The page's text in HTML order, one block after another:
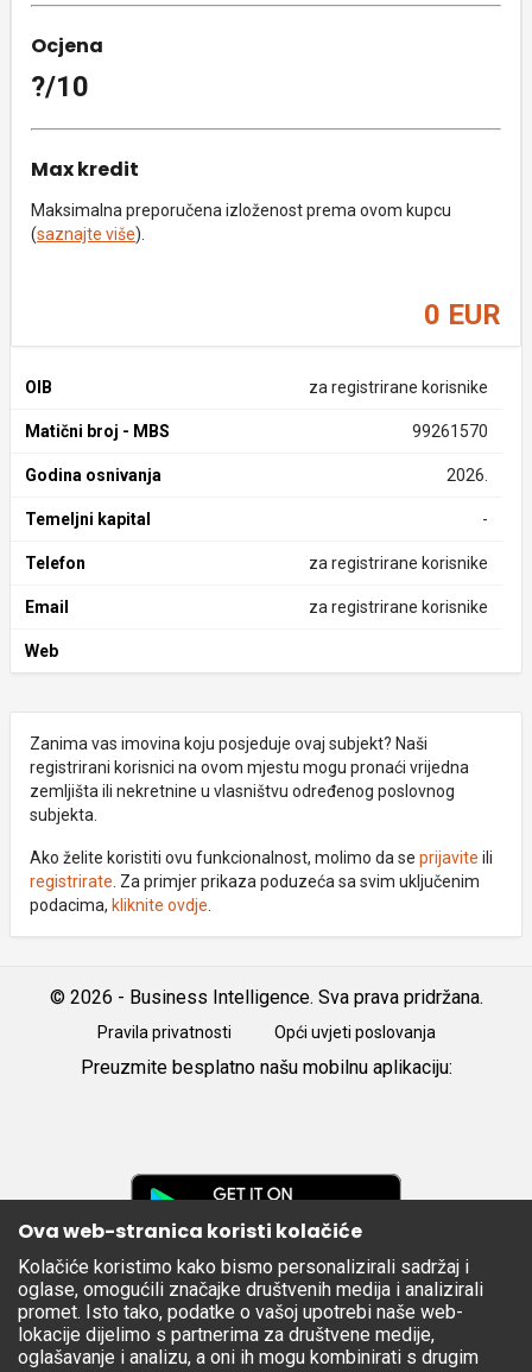
Ocjena
?/10
Max kredit
Maksimalna preporučena izloženost prema ovom kupcu
(saznajte više).
0 EUR
OIB za registrirane korisnike
Matični broj - MBS 99261570
Godina osnivanja 2026.
Temeljni kapital -
Telefon za registrirane korisnike
Email za registrirane korisnike
Web
Zanima vas imovina koju posjeduje ovaj subjekt? Naši
registrirani korisnici na ovom mjestu mogu pronaći vrijedna
zemljišta ili nekretnine u vlasništvu određenog poslovnog
subjekta.
Ako želite koristiti ovu funkcionalnost, molimo da se prijavite ili
registrirate . Za primjer prikaza poduzeća sa svim uključenim
podacima, kliknite ovdje
© 2026 - Business Intelligence. Sva prava pridržana.
Pravila privatnosti Opći uvjeti poslovanja
Preuzmite besplatno našu mobilnu aplikaciju:
Apple
Store
Ova web-stranica koristi kolačiće
Kolačiće koristimo kako bismo personalizirali sadržaj i
oglase, omogućili značajke društvenih medija i analizirali
promet. Isto tako, podatke o vašoj upotrebi naše web-
lokacije dijelimo s partnerima za društvene medije,
oglašavanje i analizu, a oni ih mogu kombinirati s drugim